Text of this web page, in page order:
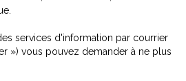
services d'information par courrier
») vous pouvez demander à ne plus